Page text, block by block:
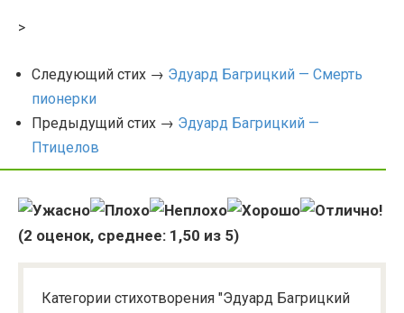
>
Следующий стих → Эдуард Багрицкий — Смерть
пионерки
Предыдущий стих → Эдуард Багрицкий —
Птицелов
(2 оценок, среднее: 1,50 из 5)
Категории стихотворения "Эдуард Багрицкий